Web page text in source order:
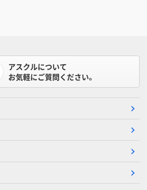
アスクルについて
お気軽にご質問ください。